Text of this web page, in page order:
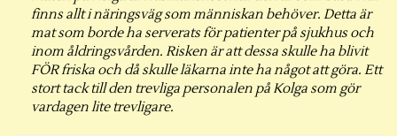
finns allt i näringsväg som människan behöver. Detta är
mat som borde ha serverats för patienter på sjukhus och
inom åldringsvården. Risken är att dessa skulle ha blivit
FÖR friska och då skulle läkarna inte ha något att göra. Ett
stort tack till den trevliga personalen på Kolga som gör
vardagen lite trevligare.